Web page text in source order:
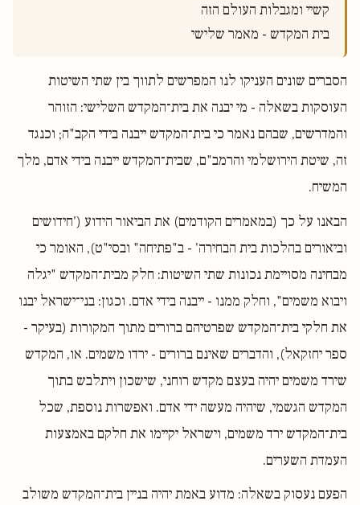
בית המקדש - מאמר שלישי
הסברים שונים העניקו לנו המפרשים לתווך בין שתי השיטות
העוסקות בשאלה - מי יבנה את בית־המקדש השלישי: הזוהר
והמדרשים, שבהם נאמר כי בית־המקדש ייבנה בידי הקב"ה; וכנגד
זה, שיטת הירושלמי והרמב"ם, שבית־המקדש ייבנה בידי אדם, מלך
המשיח.
הבאנו על כך (במאמרים הקודמים) את הביאור הידוע ('חידושים
וביאורים בהלכות בית הבחירה' - ב"פתיחה" ובסי"ט), האומר כי
מבחינה מסויימת נכונות שתי השיטות: חלק מבית־המקדש "יגלה
ויבוא משמים", וחלק ממנו - ייבנה בידי אדם. וכגון: בני־ישראל יבנו
את חלקי בית־המקדש שפרטיהם ברורים מתוך המקורות (בעיקר -
ספר יחזקאל), והדברים שאינם ברורים - ירדו משמים. או, המקדש
שירד משמים יהיה בעצם מקדש רוחני, שישכון ויתלבש בתוך
המקדש הגשמי, שיהיה מעשה ידי אדם. ואפשרות נוספת, שכל
בית־המקדש ירד משמים, וישראל יקיימו את חלקם באמצעות
העמדת השערים.
הפעם נעסוק בשאלה: מדוע באמת יהיה בניין בית־המקדש משולב